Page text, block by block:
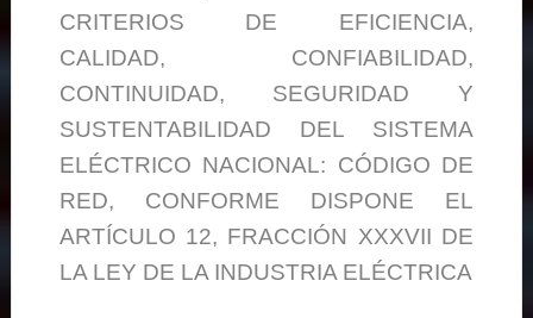
CRITERIOS DE EFICIENCIA,
CALIDAD, CONFIABILIDAD,
CONTINUIDAD, SEGURIDAD Y
SUSTENTABILIDAD DEL SISTEMA
ELÉCTRICO NACIONAL: CÓDIGO DE
RED, CONFORME DISPONE EL
ARTÍCULO 12, FRACCIÓN XXXVII DE
LA LEY DE LA INDUSTRIA ELÉCTRICA